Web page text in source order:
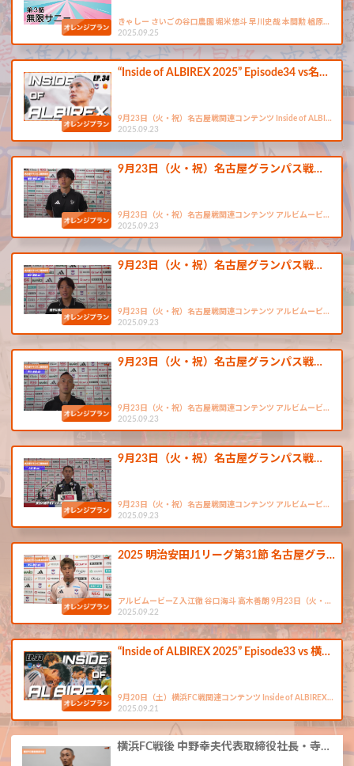
きゃしー さいごの谷口農園 堀米悠斗 早川史哉 本間勲 楢原…
2025.09.25
“Inside of ALBIREX 2025” Episode34 vs名…
9月23日（火・祝）名古屋戦関連コンテンツ Inside of ALBI…
2025.09.23
9月23日（火・祝）名古屋グランパス戦…
9月23日（火・祝）名古屋戦関連コンテンツ アルビムービ…
2025.09.23
9月23日（火・祝）名古屋グランパス戦…
9月23日（火・祝）名古屋戦関連コンテンツ アルビムービ…
2025.09.23
9月23日（火・祝）名古屋グランパス戦…
9月23日（火・祝）名古屋戦関連コンテンツ アルビムービ…
2025.09.23
9月23日（火・祝）名古屋グランパス戦…
9月23日（火・祝）名古屋戦関連コンテンツ アルビムービ…
2025.09.23
2025 明治安田J1リーグ第31節 名古屋グラ…
アルビムービーZ 入江徹 谷口海斗 高木善朗 9月23日（火・…
2025.09.22
“Inside of ALBIREX 2025” Episode33 vs 横…
9月20日（土）横浜FC戦関連コンテンツ Inside of ALBIREX…
2025.09.21
横浜FC戦後 中野幸夫代表取締役社長・寺…